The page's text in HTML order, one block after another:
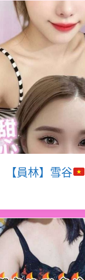
【員林】雪谷